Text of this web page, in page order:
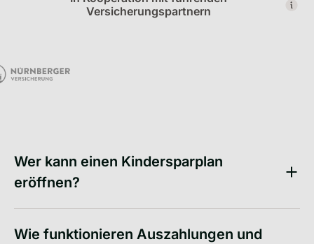
Versicherungspartnern
Wer kann einen Kindersparplan
eröffnen?
Wie funktionieren Auszahlungen und